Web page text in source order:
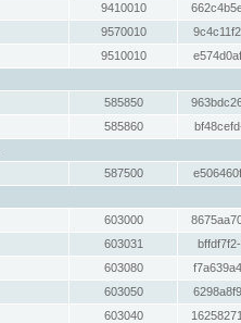
9410010
9570010
9510010
585850
585860
587500
603000
603031
603080
603050
603040